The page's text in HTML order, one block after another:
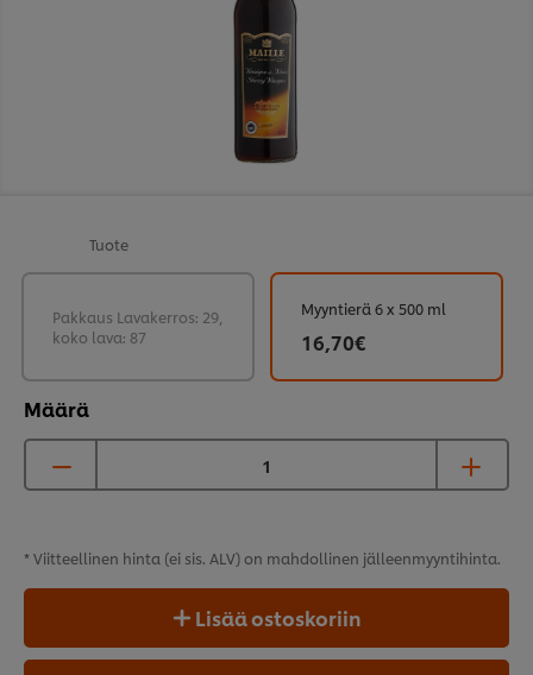
Tuote
Määrä
Pakkaus Lavakerros: 29,
koko lava: 87
Myyntierä 6 x 500 ml
16,70€
* Viitteellinen hinta (ei sis. ALV) on mahdollinen jälleenmyyntihinta.
Lisää ostoskoriin